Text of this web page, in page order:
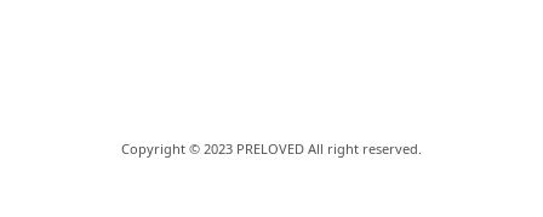
Copyright © 2023 PRELOVED All right reserved.